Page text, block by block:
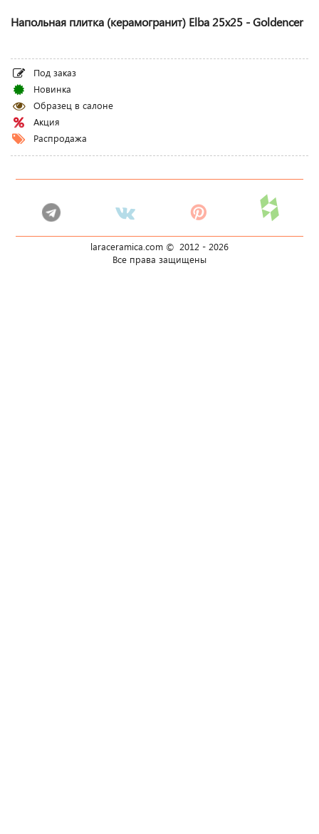
Напольная плитка (керамогранит) Elba 25x25 - Goldencer
Под заказ
Новинка
Образец в салоне
Акция
Распродажа
laraceramica.com © 2012 - 2026
Все права защищены